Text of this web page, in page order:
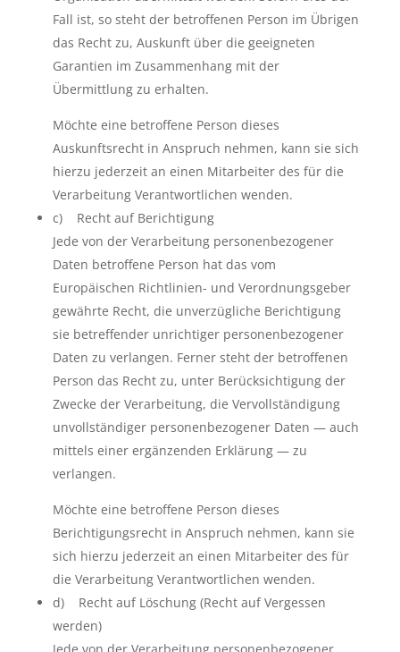
Fall ist, so steht der betroffenen Person im Übrigen
das Recht zu, Auskunft über die geeigneten
Garantien im Zusammenhang mit der
Übermittlung zu erhalten.
Möchte eine betroffene Person dieses
Auskunftsrecht in Anspruch nehmen, kann sie sich
hierzu jederzeit an einen Mitarbeiter des für die
Verarbeitung Verantwortlichen wenden.
c) Recht auf Berichtigung
Jede von der Verarbeitung personenbezogener
Daten betroffene Person hat das vom
Europäischen Richtlinien- und Verordnungsgeber
gewährte Recht, die unverzügliche Berichtigung
sie betreffender unrichtiger personenbezogener
Daten zu verlangen. Ferner steht der betroffenen
Person das Recht zu, unter Berücksichtigung der
Zwecke der Verarbeitung, die Vervollständigung
unvollständiger personenbezogener Daten — auch
mittels einer ergänzenden Erklärung — zu
verlangen.
Möchte eine betroffene Person dieses
Berichtigungsrecht in Anspruch nehmen, kann sie
sich hierzu jederzeit an einen Mitarbeiter des für
die Verarbeitung Verantwortlichen wenden.
d) Recht auf Löschung (Recht auf Vergessen
werden)